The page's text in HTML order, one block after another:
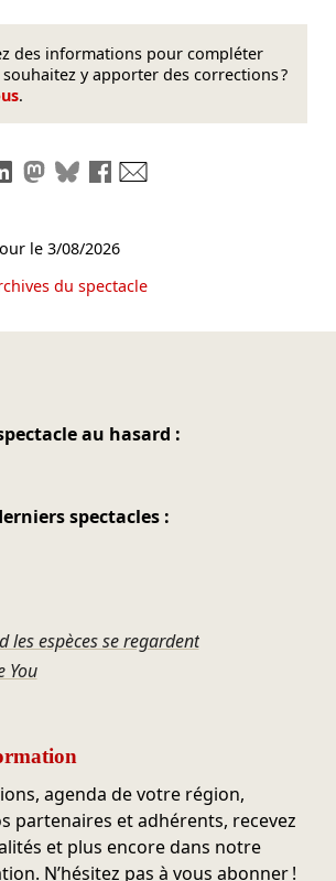
des informations pour compléter
y apporter des corrections ?
.
le lien
Partager sur LinkedIn
Partager sur Mastodon
Partager sur Bluesky
Partager sur Facebook
le 3/08/2026
du spectacle
au hasard :
spectacles :
les espèces se regardent
You
agenda de votre région,
partenaires et adhérents, recevez
et plus encore dans notre
N’hésitez pas à vous abonner !